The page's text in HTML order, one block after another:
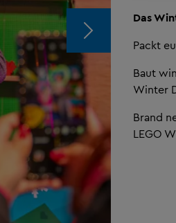
Das
Packt
Baut
Winter
Brand
LEGO